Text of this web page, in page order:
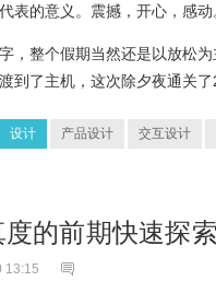
表的意义。震撼，开心，感动
，整个假期当然还是以放松
到了主机，这次除夕夜通关
设计 产品设计 交互设计
度的前期快速探
13:15